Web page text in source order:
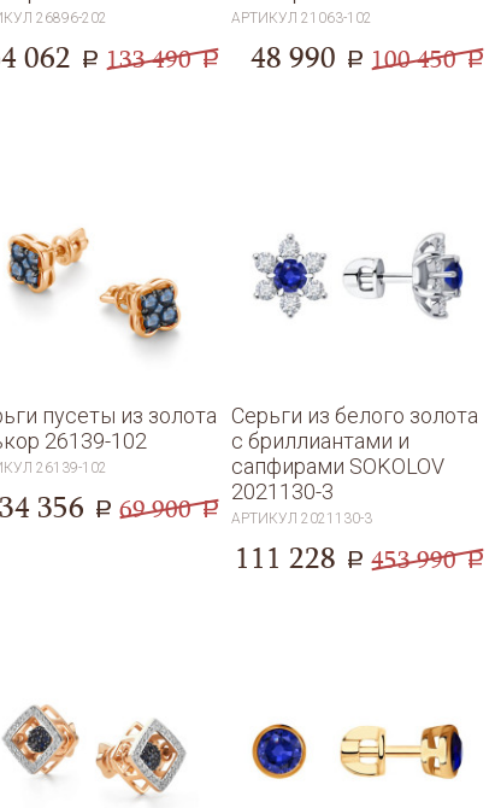
26896-202
062 a 133 490 a
АРТИКУЛ21063-102
48 990 a 100 450 a
пусеты из золота
26139-102
26139-102
34 356 a 69 900 a
Серьги из белого золота
с бриллиантами и
сапфирами SOKOLOV
2021130-3
АРТИКУЛ2021130-3
111 228 a 453 990 a